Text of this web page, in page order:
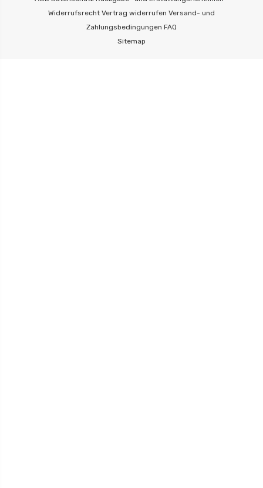
Widerrufsrecht Vertrag widerrufen Versand- und
Zahlungsbedingungen FAQ
Sitemap